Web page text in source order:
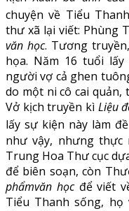
chuyện về Tiểu
thư xã lại viết: Phùng
văn học. Tương
họa. Năm 16 tuổi
người vợ cả ghen
do một ni cô cai quản,
Vở kịch truyền kì Liệu
lấy sự kiện này làm
như vậy, nhưng thực
Trung Hoa Thư cục
để biên soạn, còn
phẩmvăn họcđể viết
Tiểu Thanh sống, họ